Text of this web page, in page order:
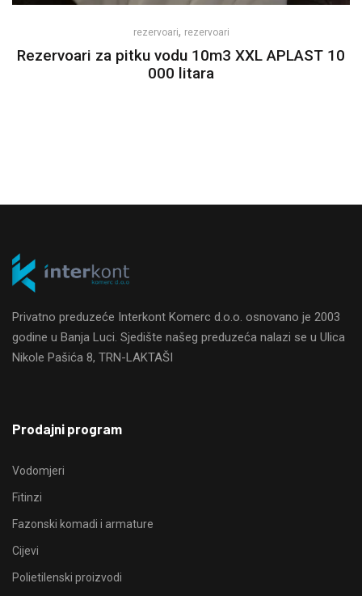
rezervoari, rezervoari
Rezervoari za pitku vodu 10m3 XXL APLAST 10
000 litara
Privatno preduzeće Interkont Komerc d.o.o. osnovano je 2003
godine u Banja Luci. Sjedište našeg preduzeća nalazi se u Ulica
Nikole Pašića 8, TRN-LAKTAŠI
Prodajni program
Vodomjeri
Fitinzi
Fazonski komadi i armature
Cijevi
Polietilenski proizvodi